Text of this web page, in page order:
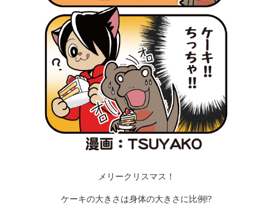
メリークリスマス！
ケーキの大きさは身体の大きさに比例!?